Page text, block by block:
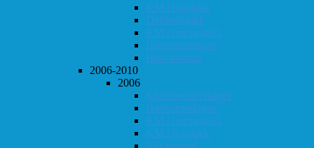
KM i lynsjakk
Dobbeltsjakk
KM i hurtigsjakk
Høstturneringen
Høst-konrad
2006-2010
2006
Klubbmesterskapet
Høstturneringen
KM i hurtigsjakk
KM i lynsjakk
Vår-konrad